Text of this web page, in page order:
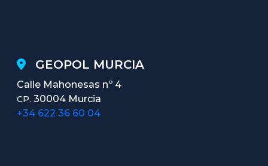
GEOPOL MURCIA
Calle Mahonesas nº 4
CP. 30004 Murcia
+34 622 36 60 04